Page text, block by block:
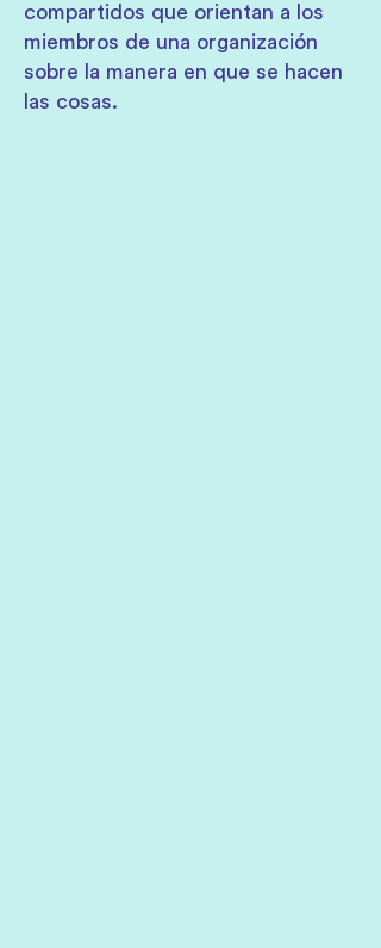
compartidos que orientan a los
miembros de una organización
sobre la manera en que se hacen
las cosas.